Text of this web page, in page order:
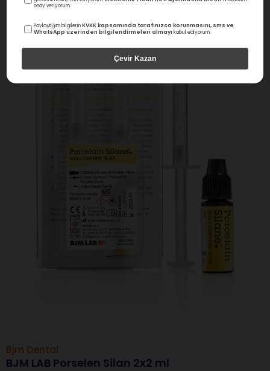
Bjm Dental
BJM LAB Porselen Silan 2x2 ml
onay veriyorum.
Paylaştığım bilgilerinKVKK kapsamında tarafınızca korunmasını, sms ve
WhatsApp üzerinden bilgilendirmeleri almayı kabul ediyorum.
Çevir Kazan